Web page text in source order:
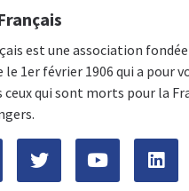
est une association
1er février 1906 qui a pour
qui sont morts pour la